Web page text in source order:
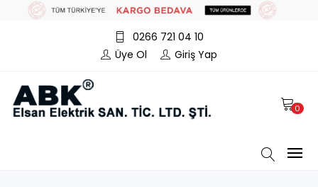
0266 721 04 10
Üye Ol
Giriş Yap
0